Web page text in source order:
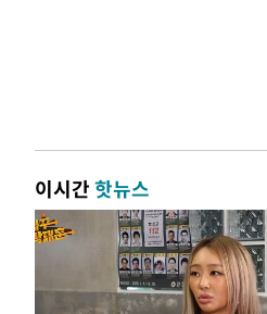
이시간핫뉴스